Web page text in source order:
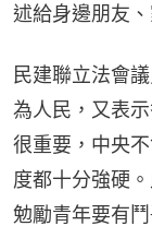
述給身邊朋友
民建聯立法會
為人民，又表
很重要，中央
度都十分強硬
勉勵青年要有鬥